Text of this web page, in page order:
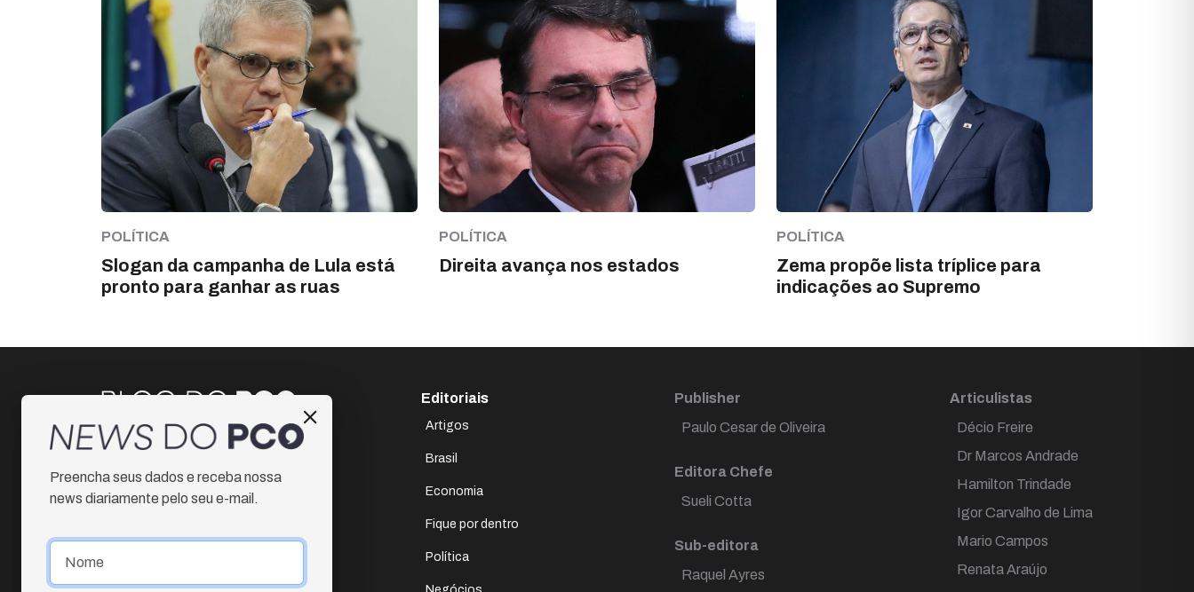
POLÍTICA
Slogan da campanha de Lula está
pronto para ganhar as ruas
POLÍTICA
Direita avança nos estados
POLÍTICA
Zema propõe lista tríplice para
indicações ao Supremo
Instagram
Facebook
Editoriais
Artigos
Brasil
Economia
Fique por dentro
Política
Publisher
Paulo Cesar de Oliveira
Editora Chefe
Sueli Cotta
Sub-editora
Raquel Ayres
Articulistas
Décio Freire
Dr Marcos Andrade
Hamilton Trindade
Igor Carvalho de Lima
Mario Campos
Renata Araújo
Preencha seus dados e receba nossa
news diariamente pelo seu e-mail.